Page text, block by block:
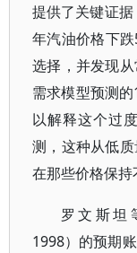
提供了关键证
年汽油价格下
选择，并发现
需求模型预测
以解释这个过
测，这种从低
在那些价格保持
罗文斯坦
1998）的预期